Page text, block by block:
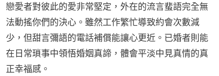
戀愛者對彼此的愛非常堅定，外在的流言蜚語完全無
法動搖你們的決心。雖然工作繁忙導致約會次數減
少，但甜言彌語的電話補償能讓心更近。已婚者則能
在日常瑣事中領悟婚姻真諦，體會平淡中見真情的真
正幸福感。